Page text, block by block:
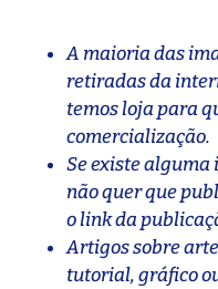
A maioria das
retiradas da
temos loja para
comercialização.
Se existe
não quer que
o link da
Artigos sobre
tutorial, gráfico